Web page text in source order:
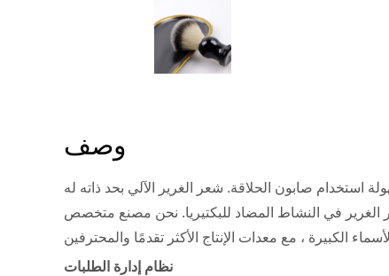
وصف
استخدام صابون الحلاقة. شعر الغرير الآلي بحد ذاته له
الغرير في النشاط المضاد للبكتيريا. نحن مصنع متخصص
نظام إدارة الطلبات